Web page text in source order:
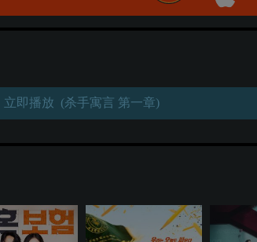
立即播放 (杀手寓言 第一章)